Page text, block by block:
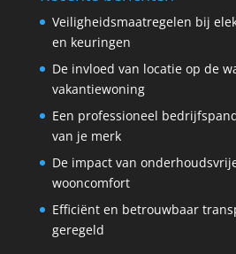
Veiligheidsmaatregelen bij
en keuringen
De invloed van locatie op de
vakantiewoning
Een professioneel
van je merk
De impact van
wooncomfort
Efficiënt en betrouwbaar
geregeld